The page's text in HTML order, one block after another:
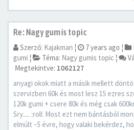
Re: Nagy gumis topic
Szerző: Kajakman ¦ 7 years ago ¦
gumi ¦ Téma: Nagy gumis topic ¦
Megtekintve: 1062127
anyagi okok miatt a másik mellett
szervizben 60k és most lesz 15 ezres
120k gumi + csere 80k és még csak
Sry..... :roll: Most ezt nem bántásból
elmúlt ~5 évre, hogy valaki bekérdez,